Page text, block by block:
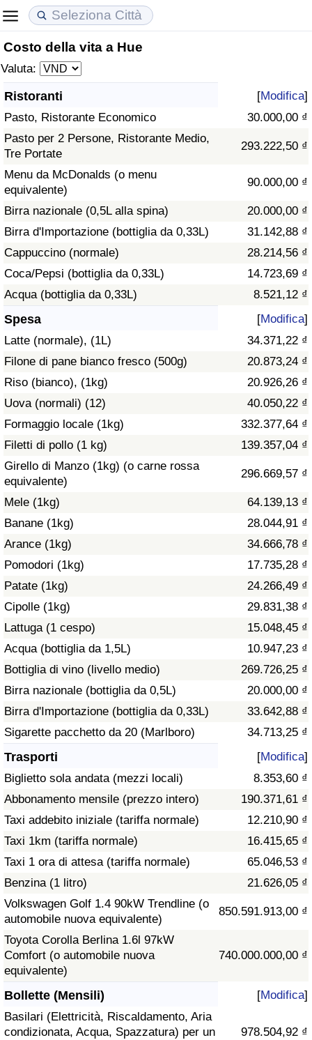
Costo della vita a Hue
Valuta:
Ristoranti [Modifica]
Pasto, Ristorante Economico
30.000,00 ₫
Pasto per 2 Persone, Ristorante Medio,
Tre Portate
293.222,50 ₫
Menu da McDonalds (o menu
equivalente)
90.000,00 ₫
Birra nazionale (0,5L alla spina)
20.000,00 ₫
Birra d'Importazione (bottiglia da 0,33L)
31.142,88 ₫
Cappuccino (normale)
28.214,56 ₫
Coca/Pepsi (bottiglia da 0,33L)
14.723,69 ₫
Acqua (bottiglia da 0,33L)
8.521,12 ₫
Spesa [Modifica]
Latte (normale), (1L)
34.371,22 ₫
Filone di pane bianco fresco (500g)
20.873,24 ₫
Riso (bianco), (1kg)
20.926,26 ₫
Uova (normali) (12)
40.050,22 ₫
Formaggio locale (1kg)
332.377,64 ₫
Filetti di pollo (1 kg)
139.357,04 ₫
Girello di Manzo (1kg) (o carne rossa
equivalente)
296.669,57 ₫
Mele (1kg)
64.139,13 ₫
Banane (1kg)
28.044,91 ₫
Arance (1kg)
34.666,78 ₫
Pomodori (1kg)
17.735,28 ₫
Patate (1kg)
24.266,49 ₫
Cipolle (1kg)
29.831,38 ₫
Lattuga (1 cespo)
15.048,45 ₫
Acqua (bottiglia da 1,5L)
10.947,23 ₫
Bottiglia di vino (livello medio)
269.726,25 ₫
Birra nazionale (bottiglia da 0,5L)
20.000,00 ₫
Birra d'Importazione (bottiglia da 0,33L)
33.642,88 ₫
Sigarette pacchetto da 20 (Marlboro)
34.713,25 ₫
Trasporti [Modifica]
Biglietto sola andata (mezzi locali)
8.353,60 ₫
Abbonamento mensile (prezzo intero)
190.371,61 ₫
Taxi addebito iniziale (tariffa normale)
12.210,90 ₫
Taxi 1km (tariffa normale)
16.415,65 ₫
Taxi 1 ora di attesa (tariffa normale)
65.046,53 ₫
Benzina (1 litro)
21.626,05 ₫
Volkswagen Golf 1.4 90kW Trendline (o
automobile nuova equivalente)
850.591.913,00 ₫
Toyota Corolla Berlina 1.6l 97kW
Comfort (o automobile nuova
equivalente)
740.000.000,00 ₫
Bollette (Mensili) [Modifica]
Basilari (Elettricità, Riscaldamento, Aria
condizionata, Acqua, Spazzatura) per un
978.504,92 ₫
Costo della vita
Indice Del Costo Della Vita (corrente)
Indice Del Costo Della Vita
Indice del Costo della Vita per Nazione
ad Aqaba
Prezzi degli immobili
Indice del Prezzo delle Case (Corrente)
Indice del Prezzo delle Case
Indice del Prezzo delle Case per Nazione
Qualità della Vita
Indice della Qualità della Vita
Indice della Qualità della Vita (Corrente)
Indice della qualità della vita per Paese
Criminalità
Indice del Tasso di Criminalità (Corrente)
Indice della Criminalità
Indice di criminalità per paese
Assistenza Sanitaria
Indice dell’Assistenza Sanitaria (Corrente)
Indice dell’Assistenza Sanitaria
Indice dell’Assistenza Sanitaria per
Nazione
Inquinamento
Indice dell’Inquinamento (Corrente)
Indice di inquinamento
Indice dell’Inquinamento per Nazione
Traffico
Indice del Traffico
Indice del traffico (Corrente)
Indice del traffico per Nazione